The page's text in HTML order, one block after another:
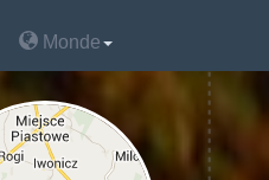
Monde
Monde